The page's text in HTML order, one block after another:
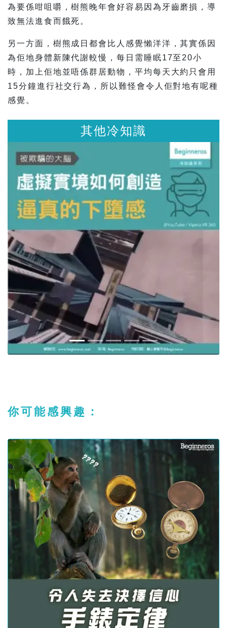
為要係咁咀嚼，樹熊晚年會好容易因為牙齒磨損，導
致無法進食而餓死。
另一方面，樹熊成日都會比人感覺懶洋洋，其實係因
為佢地身體新陳代謝較慢，每日需睡眠17至20小
時，加上佢地並唔係群居動物，平均每天大約只會用
15分鐘進行社交行為，所以難怪會令人佢對地有呢種
感覺。
其他冷知識
你可能感興趣：